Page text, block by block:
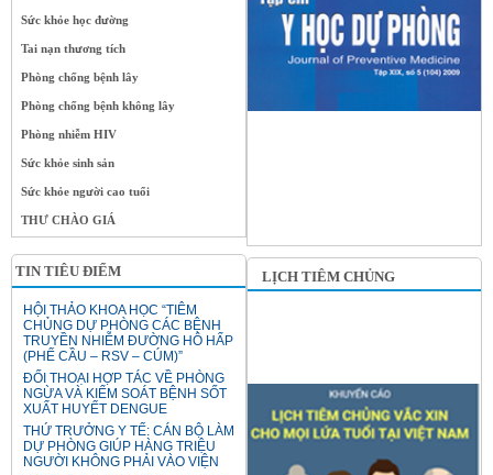
Sức khỏe học đường
Tai nạn thương tích
Phòng chống bệnh lây
Phòng chống bệnh không lây
Phòng nhiễm HIV
Sức khỏe sinh sản
Sức khỏe người cao tuổi
THƯ CHÀO GIÁ
TIN TIÊU ĐIỂM
HỘI THẢO KHOA HỌC “TIÊM
CHỦNG DỰ PHÒNG CÁC BỆNH
TRUYỀN NHIỄM ĐƯỜNG HÔ HẤP
(PHẾ CẦU – RSV – CÚM)”
ĐỐI THOẠI HỢP TÁC VỀ PHÒNG
NGỪA VÀ KIỂM SOÁT BỆNH SỐT
XUẤT HUYẾT DENGUE
THỨ TRƯỞNG Y TẾ: CÁN BỘ LÀM
DỰ PHÒNG GIÚP HÀNG TRIỆU
NGƯỜI KHÔNG PHẢI VÀO VIỆN
LỊCH TIÊM CHỦNG